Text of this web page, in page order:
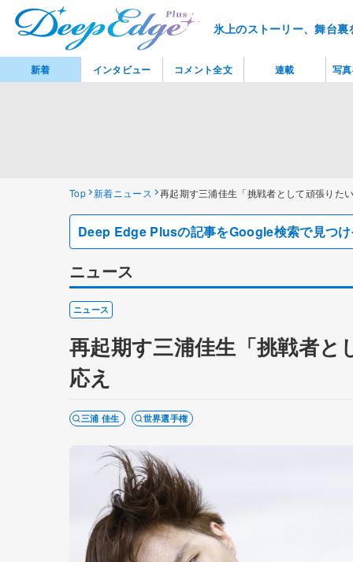
氷上のストーリー、舞台
Top 新着ニュース 再起期す三浦佳生「挑戦者として頑張り
Deep Edge Plusの記事をGoogle検索で見つ
ニュース
ニュース
再起期す三浦佳生「挑戦者
応え
三浦 佳生 世界選手権
新着 インタビュー コメント全文 連載 写